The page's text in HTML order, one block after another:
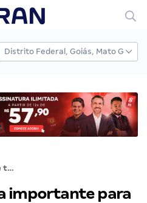
STF decide tema importante para concursos: aumento de pena por ofensa a funcionário público é constitucional (ADPF 338)
importante para